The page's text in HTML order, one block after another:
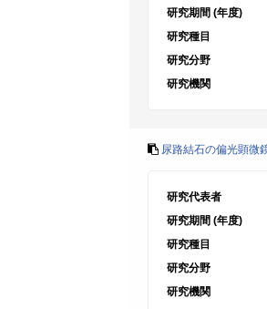
研究期間 (年度)
研究種目
研究分野
研究機関
尿路結石の偏光顕微
研究代表者
研究期間 (年度)
研究種目
研究分野
研究機関